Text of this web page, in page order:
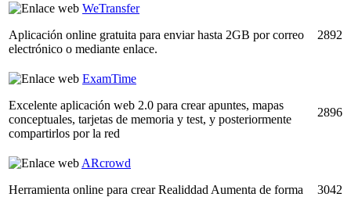
WeTransfer
Aplicación online gratuita para enviar hasta 2GB por correo
electrónico o mediante enlace.
2892
ExamTime
Excelente aplicación web 2.0 para crear apuntes, mapas
conceptuales, tarjetas de memoria y test, y posteriormente
compartirlos por la red
2896
ARcrowd
Herramienta online para crear Realiddad Aumenta de forma
3042